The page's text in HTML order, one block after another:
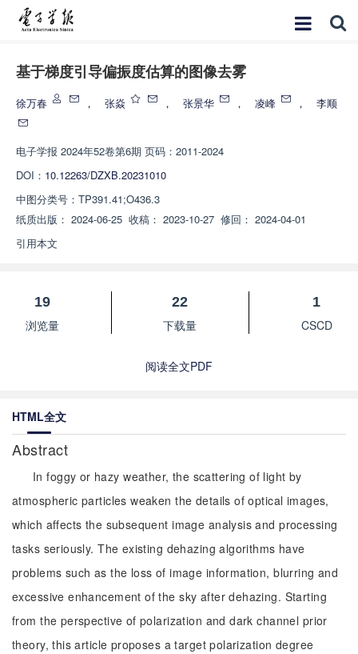
基于梯度引导偏振度估算的图像去雾
徐万春 ， 张焱 ， 张景华 ， 凌峰 ， 李顺
电子学报 2024年52卷第6期 页码：2011-2024
DOI： 10.12263/DZXB.20231010
中图分类号： TP391.41;O436.3
纸质出版： 2024-06-25 收稿： 2023-10-27 修回： 2024-04-01
引用本文
19
浏览量
22
下载量
1
CSCD
阅读全文PDF
HTML全文
Abstract
In foggy or hazy weather, the scattering of light by
atmospheric particles weaken the details of optical images,
which affects the subsequent image analysis and processing
tasks seriously. The existing dehazing algorithms have
problems such as the loss of image information, blurring and
excessive enhancement of the sky after dehazing. Starting
from the perspective of polarization and dark channel prior
theory, this article proposes a target polarization degree